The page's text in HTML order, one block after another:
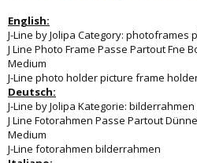
English:
J-Line by Jolipa Category: photoframes
J Line Photo Frame Passe Partout Fne
Medium
J-Line photo holder picture frame
Deutsch:
J-Line by Jolipa Kategorie:
J Line Fotorahmen Passe Partout
Medium
J-Line fotorahmen bilderrahmen